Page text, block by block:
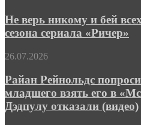
спин-
оффа
никому
и
бей
трейлер
сезона
сериала
«Ричер»
Не верь никому и бей
сезона сериала «Ричер»
Райан
попросил
Роберта
Дауни-
младшего
26.07.2026
Райан Рейнольдс
младшего взять его в
Дэдпулу отказали (видео)